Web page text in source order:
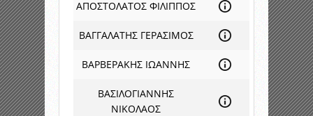
ΑΠΟΣΤΟΛΑΤΟΣ ΦΙΛΙΠΠΟΣ
ΒΑΓΓΑΛΑΤΗΣ ΓΕΡΑΣΙΜΟΣ
ΒΑΡΒΕΡΑΚΗΣ ΙΩΑΝΝΗΣ
ΒΑΣΙΛΟΓΙΑΝΝΗΣ
ΝΙΚΟΛΑΟΣ